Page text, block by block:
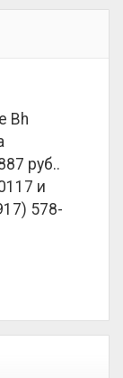
Bh
руб..
и
578-